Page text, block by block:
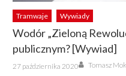
Tramwaje Wywiady
Wodór „Zieloną
publicznym? [Wywiad]
Posted
on
27 października 2020 Author
Tomasz